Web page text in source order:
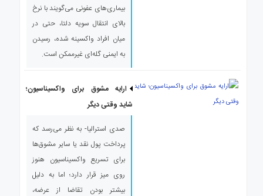
بیماری‌های عفونی می‌گویند با نرخ
بالای انتقال سویه دلتا، حتی در
میان افراد واکسینه شده، رسیدن
به ایمنی گله‌ای غیرممکن است.
ارایه مشوق برای واکسیناسیون؛
شاید وقتی دیگر
صدی استرالیا- به نظر می‌رسد که
پرداخت پول نقد یا سایر مشوق‌ها
برای تسریع واکسیناسیون هنوز
روی میز قرار دارد؛ اما به دلیل
بیشتر بودن تقاضا از عرضه،